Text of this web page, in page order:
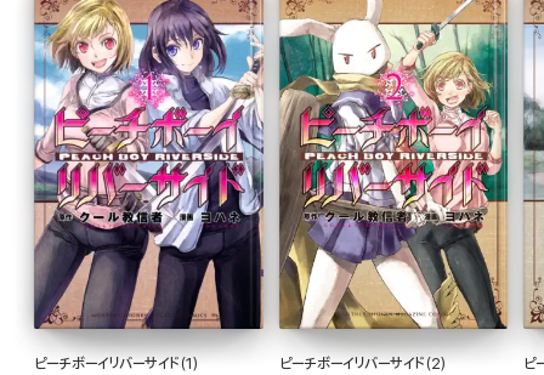
ピーチボーイリバーサイド(1) ピーチボーイリバーサイド(2) ピ